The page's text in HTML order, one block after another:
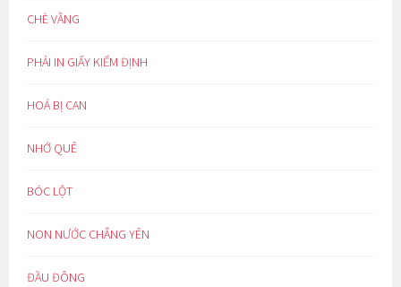
CHÈ VẰNG
PHẢI IN GIẤY KIỂM ĐỊNH
HOÁ BỊ CAN
NHỚ QUÊ
BÓC LỘT
NON NƯỚC CHẲNG YÊN
ĐẦU ĐÔNG